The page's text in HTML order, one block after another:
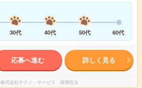
30代 40代 50代 60代
応募へ進む 詳しく見る
株式会社テクノ・サービス 採用担当